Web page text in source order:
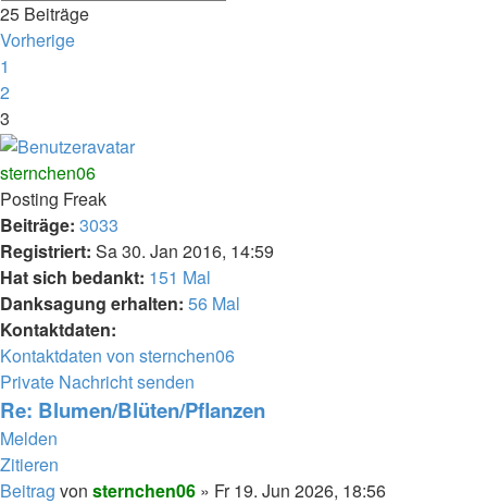
25 Beiträge
Vorherige
1
2
3
sternchen06
Posting Freak
Beiträge: 3033
Registriert: Sa 30. Jan 2016, 14:59
Hat sich bedankt: 151 Mal
Danksagung erhalten: 56 Mal
Kontaktdaten:
Kontaktdaten von sternchen06
Private Nachricht senden
Re: Blumen/Blüten/Pflanzen
Melden
Zitieren
Beitrag von sternchen06 » Fr 19. Jun 2026, 18:56